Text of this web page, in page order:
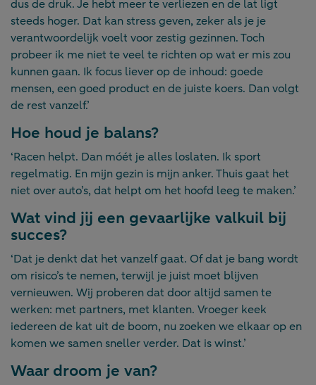
dus de druk. Je hebt meer te verliezen en de lat ligt
steeds hoger. Dat kan stress geven, zeker als je je
verantwoordelijk voelt voor zestig gezinnen. Toch
probeer ik me niet te veel te richten op wat er mis zou
kunnen gaan. Ik focus liever op de inhoud: goede
mensen, een goed product en de juiste koers. Dan volgt
de rest vanzelf.’
Hoe houd je balans?
‘Racen helpt. Dan móét je alles loslaten. Ik sport
regelmatig. En mijn gezin is mijn anker. Thuis gaat het
niet over auto’s, dat helpt om het hoofd leeg te maken.’
Wat vind jij een gevaarlijke valkuil bij
succes?
‘Dat je denkt dat het vanzelf gaat. Of dat je bang wordt
om risico’s te nemen, terwijl je juist moet blijven
vernieuwen. Wij proberen dat door altijd samen te
werken: met partners, met klanten. Vroeger keek
iedereen de kat uit de boom, nu zoeken we elkaar op en
komen we samen sneller verder. Dat is winst.’
Waar droom je van?